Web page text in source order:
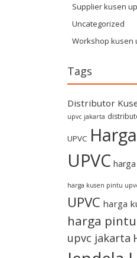
Supplier kusen
Uncategorized
Workshop kusen
Tags
Distributor
upvc jakarta
UPVC
UPVC
harga kusen pintu
UPVC harga
harga
upvc jakarta